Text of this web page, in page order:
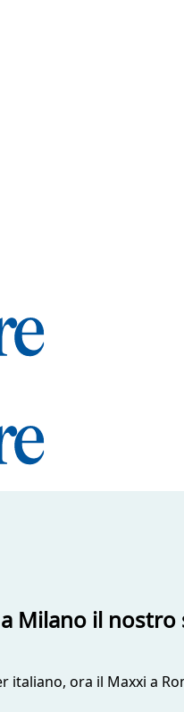
Milano il nostro
italiano, ora il Maxxi a